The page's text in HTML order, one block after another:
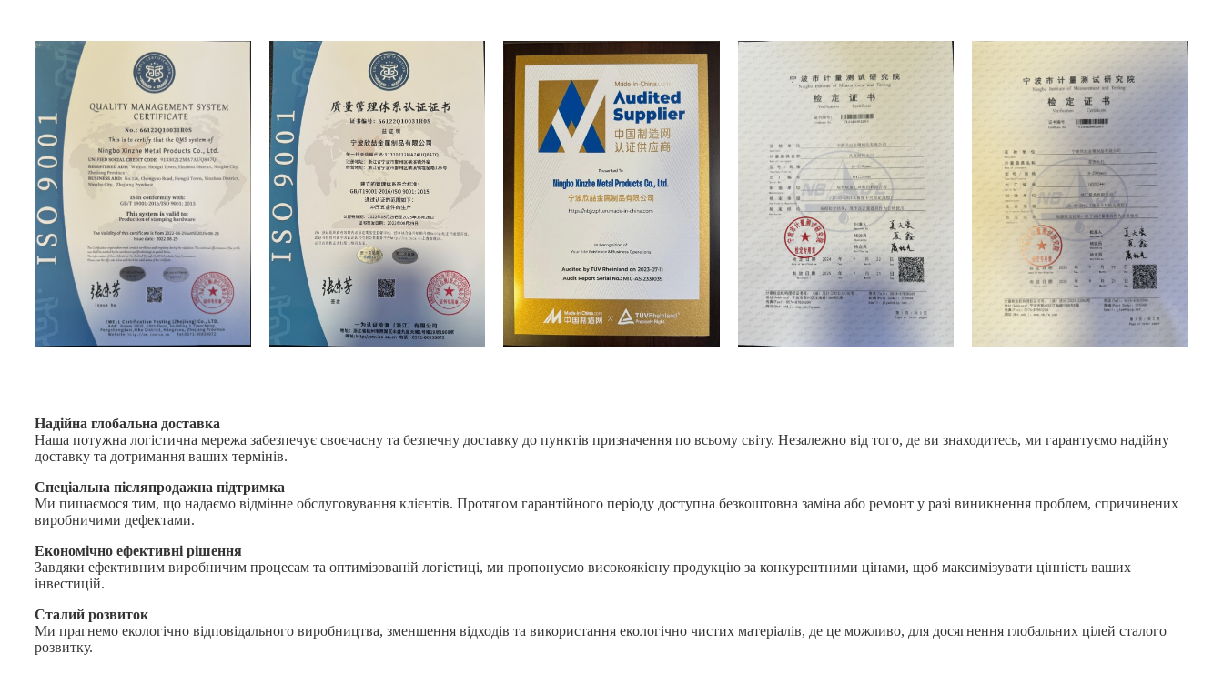
Надійна глобальна доставка
Наша потужна логістична мережа забезпечує своєчасну та безпечну доставку до пунктів призначення по всьому світу. Незалежно від того, де ви знаходитесь, ми гарантуємо надійну
доставку та дотримання ваших термінів.
Спеціальна післяпродажна підтримка
Ми пишаємося тим, що надаємо відмінне обслуговування клієнтів. Протягом гарантійного періоду доступна безкоштовна заміна або ремонт у разі виникнення проблем, спричинених
виробничими дефектами.
Економічно ефективні рішення
Завдяки ефективним виробничим процесам та оптимізованій логістиці, ми пропонуємо високоякісну продукцію за конкурентними цінами, щоб максимізувати цінність ваших
інвестицій.
Сталий розвиток
Ми прагнемо екологічно відповідального виробництва, зменшення відходів та використання екологічно чистих матеріалів, де це можливо, для досягнення глобальних цілей сталого
розвитку.